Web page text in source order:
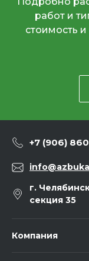
работ и
стоимость
+7 (906)
г.
секция 35
Компания